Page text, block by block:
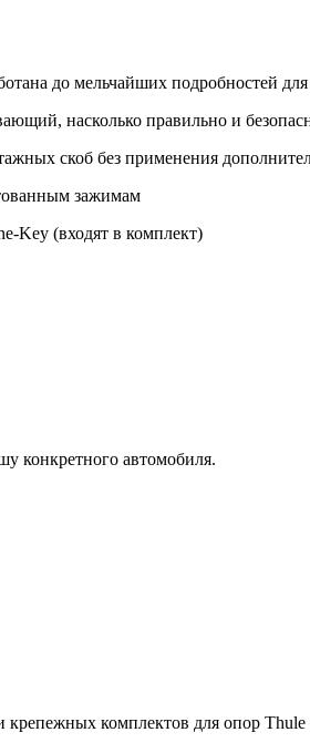
до мельчайших подробностей
насколько правильно и
скоб без применения
зажимам
Key (входят в комплект)
конкретного автомобиля.
комплектов для опор